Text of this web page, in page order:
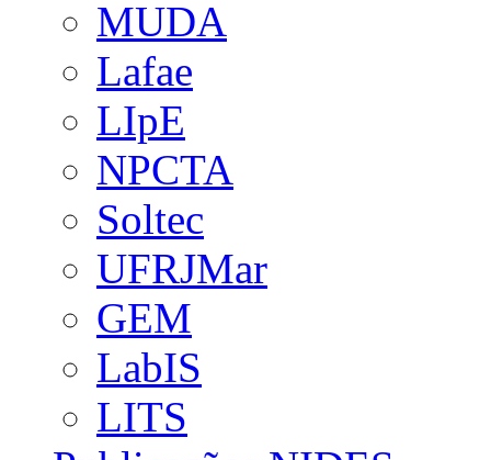
MUDA
Lafae
LIpE
NPCTA
Soltec
UFRJMar
GEM
LabIS
LITS